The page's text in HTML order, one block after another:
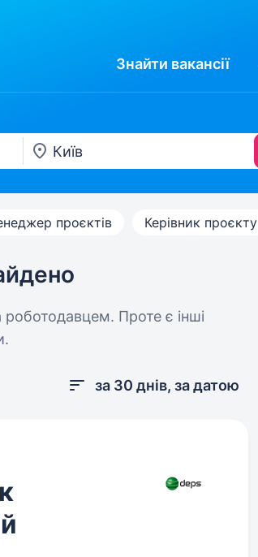
Знайти вакансії
проєктів Керівник проєкту
Проте є інші
за 30 днів, за датою